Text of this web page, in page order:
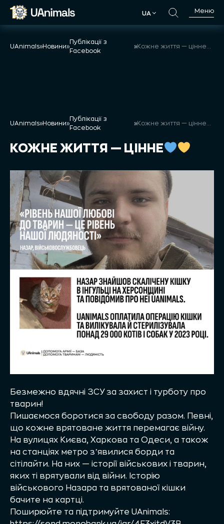
Skip
UA
Меню
UAnimals»Новини»
Публікації з
Facebook
»
UAnimals»Новини»
Публікації з
Facebook
»
КОЖНЕ ЖИТТЯ — ЦІННЕ
Безмежно вдячні ЗСУ за захист і турботу про
тварин!
Пишаємося боротися за свободу разом. Певні,
що кожне врятоване життя перемагає війну.
На вулицях Києва, Харкова та Одеси, а також
на станціях метро зʼявилися борди та
сітілайти. На них — історії військових і тварин,
яких ті врятували від війни. Історію
військового Назара та врятованої кішки
бачите на картці.
Поширюйте та підтримуйте UAnimals: